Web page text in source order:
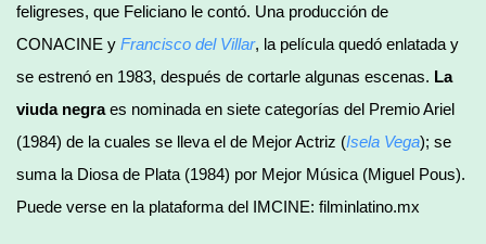
feligreses, que Feliciano le contó. Una producción de
CONACINE y Francisco del Villar, la película quedó enlatada y
se estrenó en 1983, después de cortarle algunas escenas. La
viuda negraes nominada en siete categorías del Premio Ariel
(1984) de la cuales se lleva el de Mejor Actriz (Isela Vega); se
suma la Diosa de Plata (1984) por Mejor Música (Miguel Pous).
Puede verse en la plataforma del IMCINE: filminlatino.mx